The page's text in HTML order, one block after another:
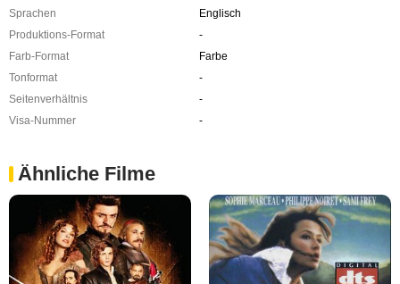
Sprachen
Englisch
Produktions-Format
-
Farb-Format
Farbe
Tonformat
-
Seitenverhältnis
-
Visa-Nummer
-
Ähnliche Filme